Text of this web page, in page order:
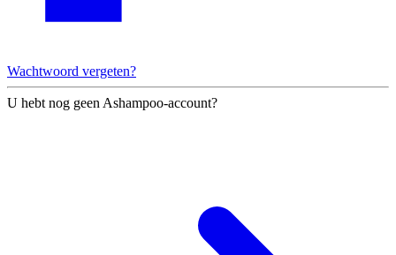
Wachtwoord vergeten?
U hebt nog geen Ashampoo-account?